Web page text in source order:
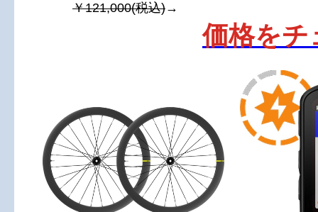
￥121,000(税込)→
価格をチ